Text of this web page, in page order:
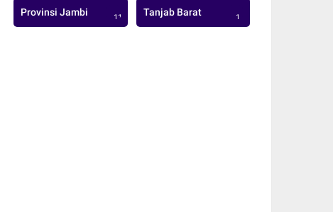
Provinsi Jambi 113 Tanjab Barat 1